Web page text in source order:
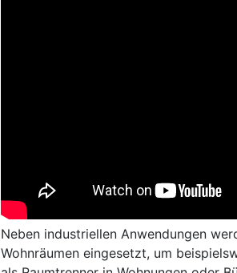
Neben industriellen Anwendungen
Wohnräumen eingesetzt, um